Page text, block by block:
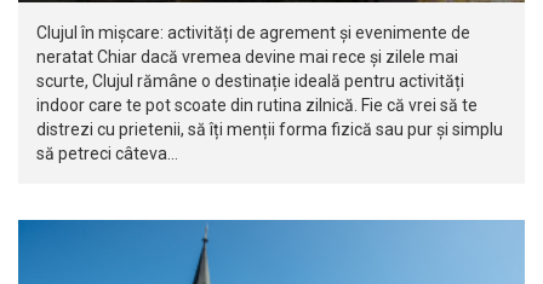
Clujul în mișcare: activități de agrement și evenimente de
neratat Chiar dacă vremea devine mai rece și zilele mai
scurte, Clujul rămâne o destinație ideală pentru activități
indoor care te pot scoate din rutina zilnică. Fie că vrei să te
distrezi cu prietenii, să îți menții forma fizică sau pur și simplu
să petreci câteva…